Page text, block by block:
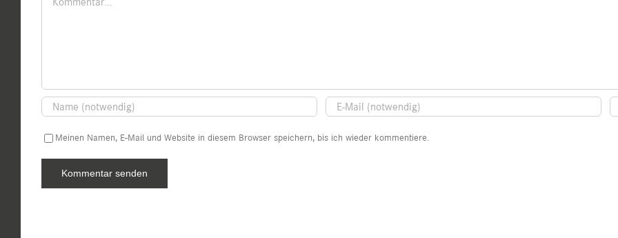
Meinen Namen, E-Mail und Website in diesem Browser speichern, bis ich wieder kommentiere.